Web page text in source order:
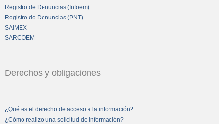
Registro de Denuncias (Infoem)
Registro de Denuncias (PNT)
SAIMEX
SARCOEM
Derechos y obligaciones
¿Qué es el derecho de acceso a la información?
¿Cómo realizo una solicitud de información?